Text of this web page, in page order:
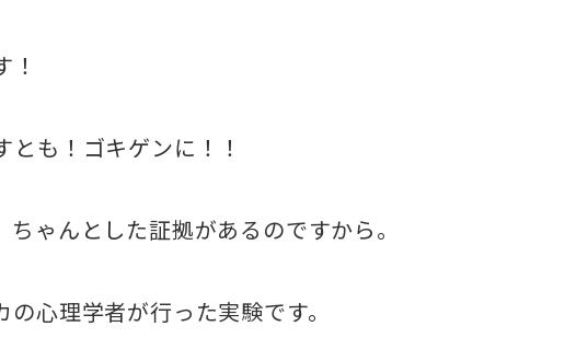
！
とも！ゴキゲンに！！
ちゃんとした証拠があるのですから。
の心理学者が行った実験です。